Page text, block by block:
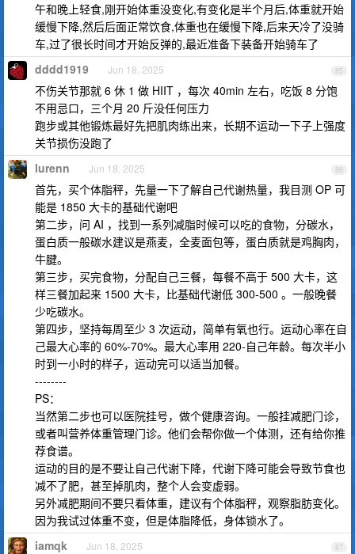
午和晚上轻食,刚开始体重没变化,有变化是半个月后,体重就开始
缓慢下降,然后后面正常饮食,体重也在缓慢下降,后来天冷了没骑
车,过了很长时间才开始反弹的,最近准备下装备开始骑车了
85
dddd1919 Jun 18, 2025
不伤关节那就 6 休 1 做 HIIT ，每次 40min 左右，吃饭 8 分饱
不用忌口，三个月 20 斤没任何压力
跑步或其他锻炼最好先把肌肉练出来，长期不运动一下子上强度
关节损伤没跑了
86
lurenn Jun 18, 2025
首先，买个体脂秤，先量一下了解自己代谢热量，我目测 OP 可
能是 1850 大卡的基础代谢吧
第二步，问 AI ，找到一系列减脂时候可以吃的食物，分碳水，
蛋白质一般碳水建议是燕麦，全麦面包等，蛋白质就是鸡胸肉，
牛腱。
第三步，买完食物，分配自己三餐，每餐不高于 500 大卡，这
样三餐加起来 1500 大卡，比基础代谢低 300-500 。一般晚餐
少吃碳水。
第四步，坚持每周至少 3 次运动，简单有氧也行。运动心率在自
己最大心率的 60%-70%。最大心率用 220-自己年龄。每次半小
时到一小时的样子，运动完可以适当加餐。
--------
PS：
当然第二步也可以医院挂号，做个健康咨询。一般挂减肥门诊，
或者叫营养体重管理门诊。他们会帮你做一个体测，还有给你推
荐食谱。
运动的目的是不要让自己代谢下降，代谢下降可能会导致节食也
减不了肥，甚至掉肌肉，整个人会变虚弱。
另外减肥期间不要只看体重，建议有个体脂秤，观察脂肪变化。
因为我试过体重不变，但是体脂降低，身体锁水了。
87
iamqk Jun 18, 2025